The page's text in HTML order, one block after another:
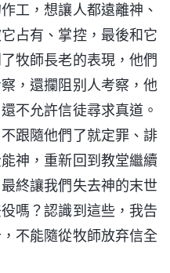
工，想讓人都遠離神、
占有、掌控，最後和它
牧師長老的表現，他們
，還攔阻别人考察，他
不允許信徒尋求真道。
跟隨他們了就定罪、誹
神，重新回到教堂繼續
終讓我們失去神的末世
嗎？認識到這些，我告
不能隨從牧師放弃信全